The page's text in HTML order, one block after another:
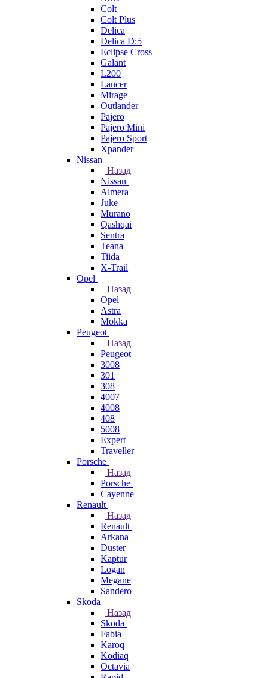
Colt
Colt Plus
Delica
Delica D:5
Eclipse Cross
Galant
L200
Lancer
Mirage
Outlander
Pajero
Pajero Mini
Pajero Sport
Xpander
Nissan
Назад
Nissan
Almera
Juke
Murano
Qashqai
Sentra
Teana
Tiida
X-Trail
Opel
Назад
Opel
Astra
Mokka
Peugeot
Назад
Peugeot
3008
301
308
4007
4008
408
5008
Expert
Traveller
Porsche
Назад
Porsche
Cayenne
Renault
Назад
Renault
Arkana
Duster
Kaptur
Logan
Megane
Sandero
Skoda
Назад
Skoda
Fabia
Karoq
Kodiaq
Octavia